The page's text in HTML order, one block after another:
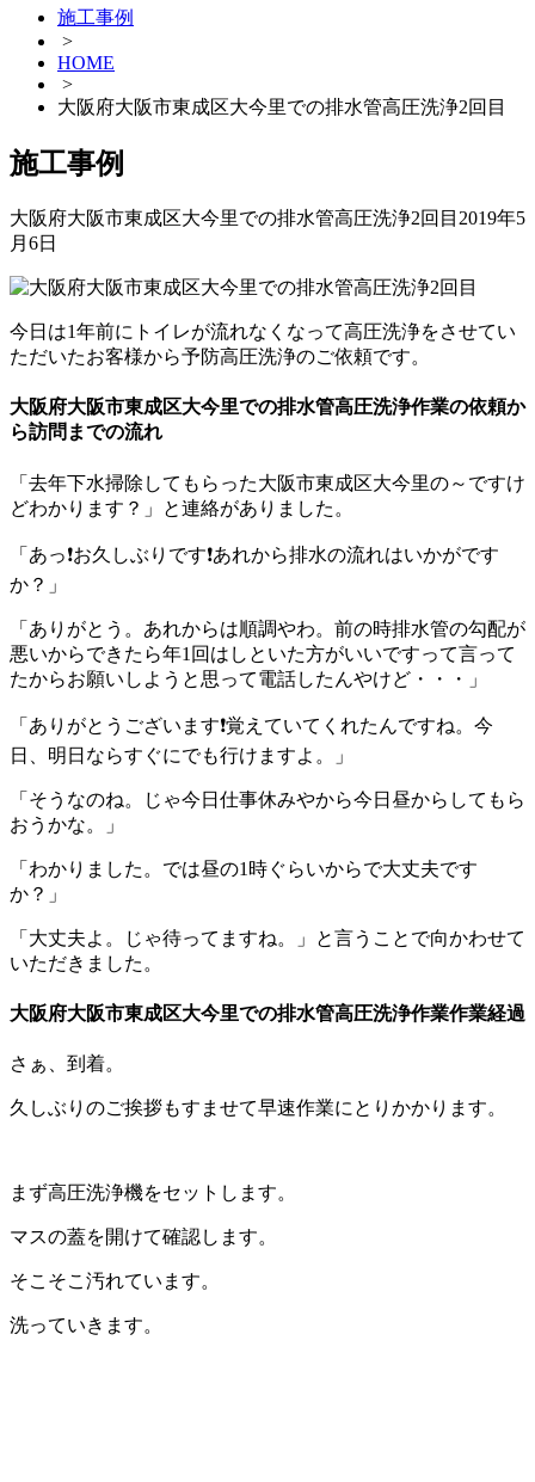
施工事例
>
HOME
>
大阪府大阪市東成区大今里での排水管高圧洗浄2回目
施工事例
大阪府大阪市東成区大今里での排水管高圧洗浄2回目 2019年5
月6日
今日は1年前にトイレが流れなくなって高圧洗浄をさせてい
ただいたお客様から予防高圧洗浄のご依頼です。
大阪府大阪市東成区大今里での排水管高圧洗浄作業の依頼か
ら訪問までの流れ
「去年下水掃除してもらった大阪市東成区大今里の～ですけ
どわかります？」と連絡がありました。
「あっ❗お久しぶりです❗あれから排水の流れはいかがです
か？」
「ありがとう。あれからは順調やわ。前の時排水管の勾配が
悪いからできたら年1回はしといた方がいいですって言って
たからお願いしようと思って電話したんやけど・・・」
「ありがとうございます❗覚えていてくれたんですね。今
日、明日ならすぐにでも行けますよ。」
「そうなのね。じゃ今日仕事休みやから今日昼からしてもら
おうかな。」
「わかりました。では昼の1時ぐらいからで大丈夫です
か？」
「大丈夫よ。じゃ待ってますね。」と言うことで向かわせて
いただきました。
大阪府大阪市東成区大今里での排水管高圧洗浄作業作業経過
さぁ、到着。
久しぶりのご挨拶もすませて早速作業にとりかかります。
まず高圧洗浄機をセットします。
マスの蓋を開けて確認します。
そこそこ汚れています。
洗っていきます。